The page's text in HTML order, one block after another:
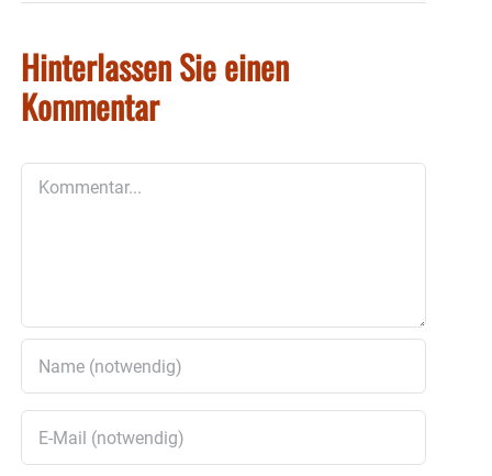
Hinterlassen Sie einen
Kommentar